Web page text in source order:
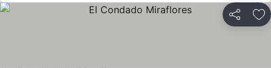
Compartir